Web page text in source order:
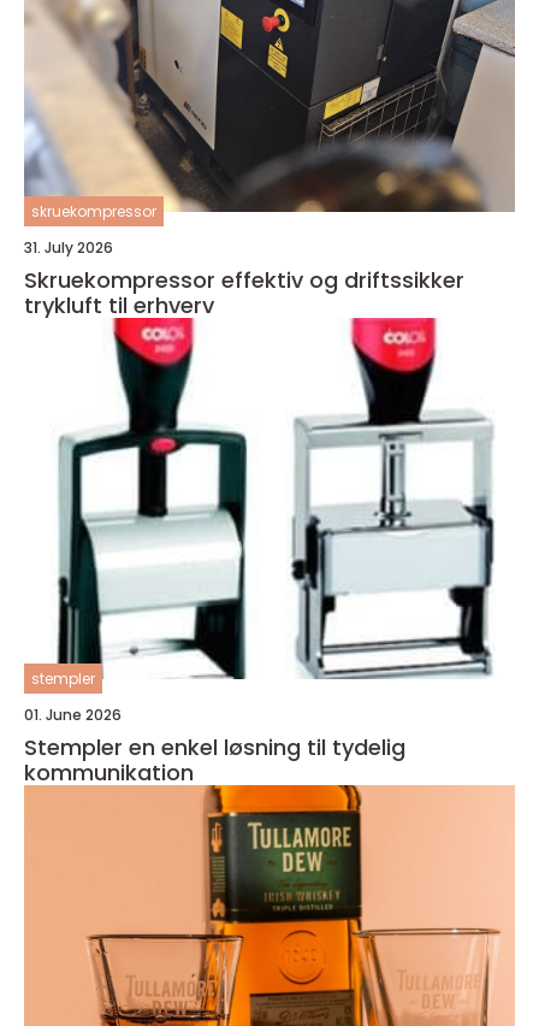
skruekompressor
31. July 2026
Skruekompressor effektiv og driftssikker
trykluft til erhverv
stempler
01. June 2026
Stempler en enkel løsning til tydelig
kommunikation